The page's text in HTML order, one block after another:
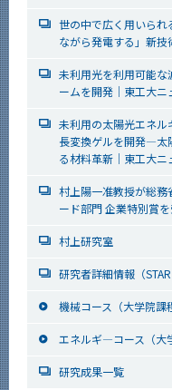
世の中で広く用いら
ながら発電する」新技
未利用光を利用可能
ームを開発｜東工大ニ
未利用の太陽光エネ
長変換ゲルを開発―太
る材料革新｜東工大ニ
村上陽一准教授が総
ード部門 企業特別賞
村上研究室
研究者詳細情報（
機械コース（大学院課
エネルギ―コース（大
研究成果一覧